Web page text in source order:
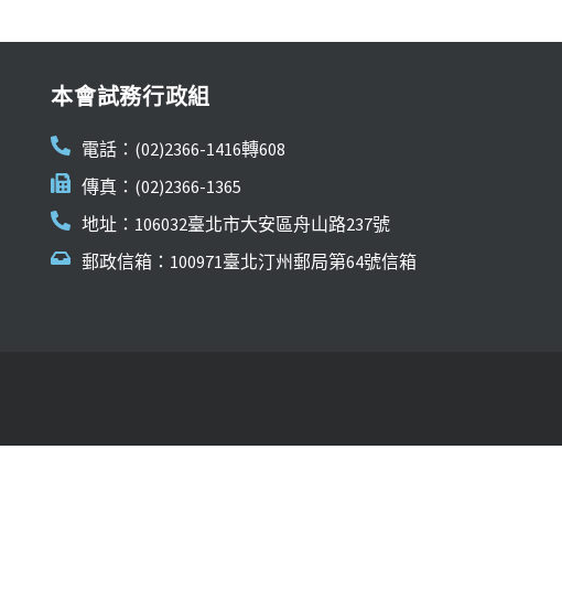
本會試務行政組
電話：(02)2366-1416轉608
傳真：(02)2366-1365
地址：106032臺北市大安區舟山路237號
郵政信箱：100971臺北汀州郵局第64號信箱